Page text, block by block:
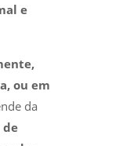
e
ou em
da
de